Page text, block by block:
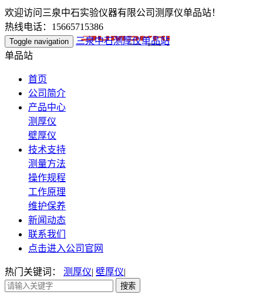
欢迎访问三泉中石实验仪器有限公司测厚仪单品站！
热线电话：15665715386
Toggle navigation
三泉中石测厚仪单品站
单品站
首页
公司简介
产品中心
测厚仪
壁厚仪
技术支持
测量方法
操作规程
工作原理
维护保养
新闻动态
联系我们
点击进入公司官网
热门关键词： 测厚仪| 壁厚仪|